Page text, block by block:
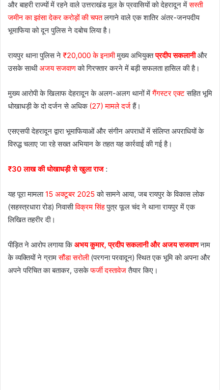
और बाहरी राज्यों में रहने वाले उत्तराखंड मूल के प्रवासियों को देहरादून मेंसस्ती
जमीन का झांसा देकर करोड़ों की चपतलगाने वाले एक शातिर अंतर-जनपदीय
भूमाफिया को दून पुलिस ने दबोच लिया है।
रायपुर थाना पुलिस ने ₹20,000 के इनामीमुख्य अभियुक्तप्रदीप सकलानी और
उसके साथीअजय सजवाणको गिरफ्तार करने में बड़ी सफलता हासिल की है।
मुख्य आरोपी के खिलाफ देहरादून के अलग-अलग थानों मेंगैंगस्टर एक्टसहित भूमि
धोखाधड़ी के दो दर्जन से अधिक(27) मामले दर्जहैं।
एसएसपी देहरादून द्वारा भूमाफियाओं और संगीन अपराधों में संलिप्त अपराधियों के
विरुद्ध चलाए जा रहे सख्त अभियान के तहत यह कार्रवाई की गई है।
₹30 लाख की धोखाधड़ी से खुला राज:
यह पूरा मामला 15 अक्टूबर 2025 को सामने आया, जब रायपुर के विकास लोक
(सहस्त्रधारा रोड) निवासीविक्रम सिंहपुत्र फूल चंद ने थाना रायपुर में एक
लिखित तहरीर दी।
पीड़ित ने आरोप लगाया किअभय कुमार, प्रदीप सकलानी और अजय सजवाण नाम
के व्यक्तियों ने ग्रामसौंडा सरोली(परगना परवादून) स्थित एक भूमि को अपना और
अपने परिचित का बताकर, उसकेफर्जी दस्तावेजतैयार किए।